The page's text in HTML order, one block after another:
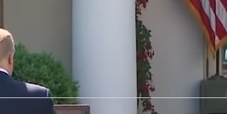
por la derrota electoral y se negó a ceder ante el
ha estado aceptando los resultados y
semanas.
Air Force One el miércoles, rumbo a una
Florida. Ni el presidente ni la primera dama
en una rara excepción a la tradición de larga